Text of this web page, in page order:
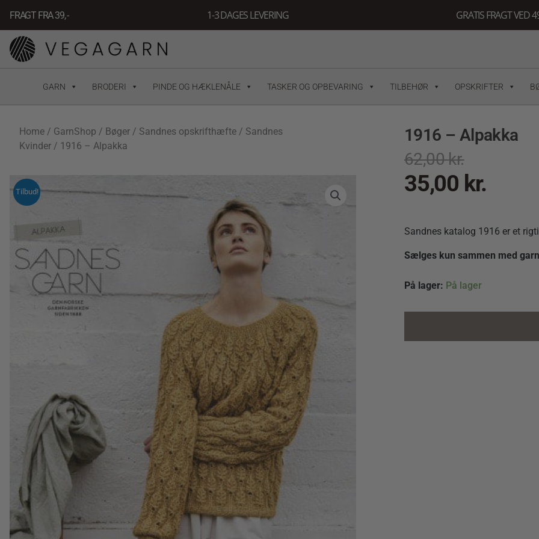
indholdet
FRAGT FRA 39, - 1-3 DAGES LEVERING GRATIS FRAGT VED
GARN BRODERI PINDE OG HÆKLENÅLE TASKER OG OPBEVARING TILBEHØR OPSKRIFTER
Home / GarnShop / Bøger / Sandnes opskrifthæfte / Sandnes
Kvinder / 1916 – Alpakka
Tilbud!
1916 – Alpakka
62,00kr.
35,00 kr.
Sandnes katalog 1916 er et
Sælges kun sammen med
På lager: På lager
1916
Alpakka